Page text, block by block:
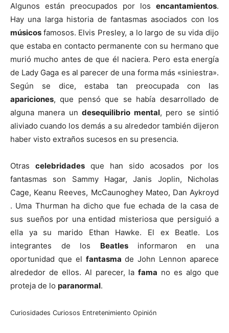
Algunos están preocupados por los encantamientos.
Hay una larga historia de fantasmas asociados con los
músicos famosos. Elvis Presley, a lo largo de su vida dijo
que estaba en contacto permanente con su hermano que
murió mucho antes de que él naciera. Pero esta energía
de Lady Gaga es al parecer de una forma más «siniestra».
Según se dice, estaba tan preocupada con las
apariciones, que pensó que se había desarrollado de
alguna manera undesequilibrio mental, pero se sintió
aliviado cuando los demás a su alrededor también dijeron
haber visto extraños sucesos en su presencia.
Otrascelebridades que han sido acosados por los
fantasmas son Sammy Hagar, Janis Joplin, Nicholas
Cage, Keanu Reeves, McCaunoghey Mateo, Dan Aykroyd
. Uma Thurman ha dicho que fue echada de la casa de
sus sueños por una entidad misteriosa que persiguió a
ella ya su marido Ethan Hawke. El ex Beatle. Los
integrantes de los Beatles informaron en una
oportunidad que el fantasma de John Lennon aparece
alrededor de ellos. Al parecer, lafama no es algo que
proteja de lo paranormal.
Curiosidades Curiosos Entretenimiento Opinión